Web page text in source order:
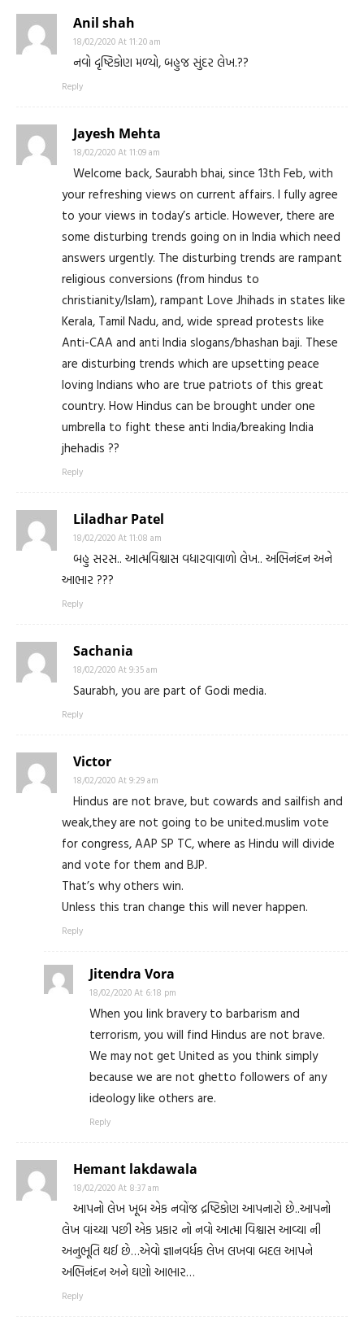
Anil shah
18/02/2020 At 11:20 am
નવો દૃષ્ટિકોણ મળ્યો, બહુજ સુંદર લેખ.??
Reply
Jayesh Mehta
18/02/2020 At 11:09 am
Welcome back, Saurabh bhai, since 13th Feb, with
your refreshing views on current affairs. I fully agree
to your views in today’s article. However, there are
some disturbing trends going on in India which need
answers urgently. The disturbing trends are rampant
religious conversions (from hindus to
christianity/Islam), rampant Love Jhihads in states like
Kerala, Tamil Nadu, and, wide spread protests like
Anti-CAA and anti India slogans/bhashan baji. These
are disturbing trends which are upsetting peace
loving Indians who are true patriots of this great
country. How Hindus can be brought under one
umbrella to fight these anti India/breaking India
jhehadis ??
Reply
Liladhar Patel
18/02/2020 At 11:08 am
બહુ સરસ.. આત્મવિશ્વાસ વધારવાવાળો લેખ.. અભિનંદન અને
આભાર ???
Reply
Sachania
18/02/2020 At 9:35 am
Saurabh, you are part of Godi media.
Reply
Victor
18/02/2020 At 9:29 am
Hindus are not brave, but cowards and sailfish and
weak,they are not going to be united.muslim vote
for congress, AAP SP TC, where as Hindu will divide
and vote for them and BJP.
That’s why others win.
Unless this tran change this will never happen.
Reply
Jitendra Vora
18/02/2020 At 6:18 pm
When you link bravery to barbarism and
terrorism, you will find Hindus are not brave.
We may not get United as you think simply
because we are not ghetto followers of any
ideology like others are.
Reply
Hemant lakdawala
18/02/2020 At 8:37 am
આપનો લેખ ખૂબ એક નવોંજ દ્રષ્ટિકોણ આપનારો છે..આપનો
લેખ વાંચ્યા પછી એક પ્રકાર નો નવો આત્મા વિશ્વાસ આવ્યા ની
અનુભૂતિ થઈ છે…એવો જ્ઞાનવર્ધક લેખ લખવા બદલ આપને
અભિનંદન અને ઘણો આભાર…
Reply